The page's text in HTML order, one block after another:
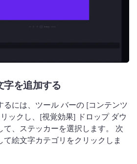
字を追加する
るには、ツール バーの [コンテンツ
ックし、[視覚効果] ドロップ ダウ
、ステッカーを選択します。 次
絵文字カテゴリをクリックしま